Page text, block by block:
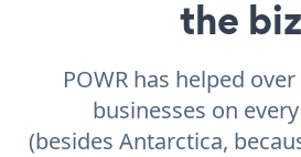
the
POWR has helped
businesses on
(besides Antarctica,